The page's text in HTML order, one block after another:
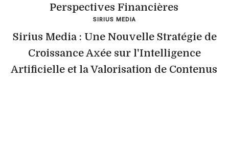
Perspectives Financières
SIRIUS MEDIA
Sirius Media : Une Nouvelle Stratégie de
Croissance Axée sur l'Intelligence
Artificielle et la Valorisation de Contenus